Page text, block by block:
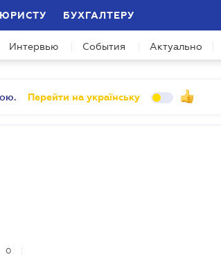
ЮРИСТУ БУХГАЛТЕРУ
Интервью События Актуально
Перейти на українську
0